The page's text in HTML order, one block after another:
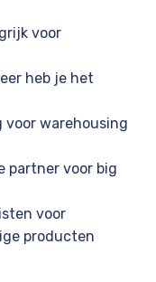
voor
heb je het
voor warehousing
partner voor big
voor
producten